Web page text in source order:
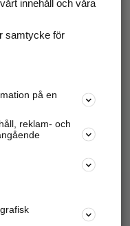
mm.
företaget
annonsera mot
innehåll och våra
samtycke för
på en
reklam- och